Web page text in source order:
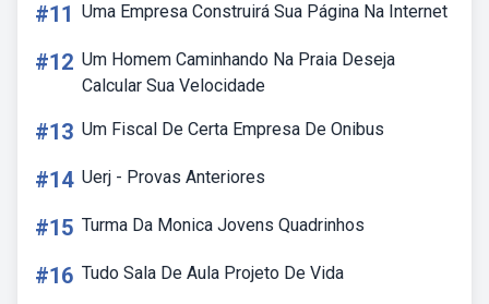
#11 Uma Empresa Construirá Sua Página Na Internet
#12 Um Homem Caminhando Na Praia Deseja
Calcular Sua Velocidade
#13 Um Fiscal De Certa Empresa De Onibus
#14 Uerj - Provas Anteriores
#15 Turma Da Monica Jovens Quadrinhos
#16 Tudo Sala De Aula Projeto De Vida